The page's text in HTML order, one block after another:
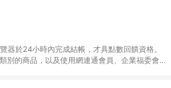
器於24小時內完成結帳，才具點數回饋資格。
別的商品，以及使用網連通會員、企業福委會員